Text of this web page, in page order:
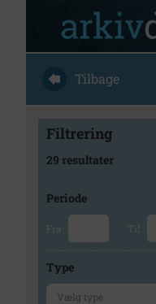
Tilbage
Filtrering
29 resultater
Periode
Fra Til
Type